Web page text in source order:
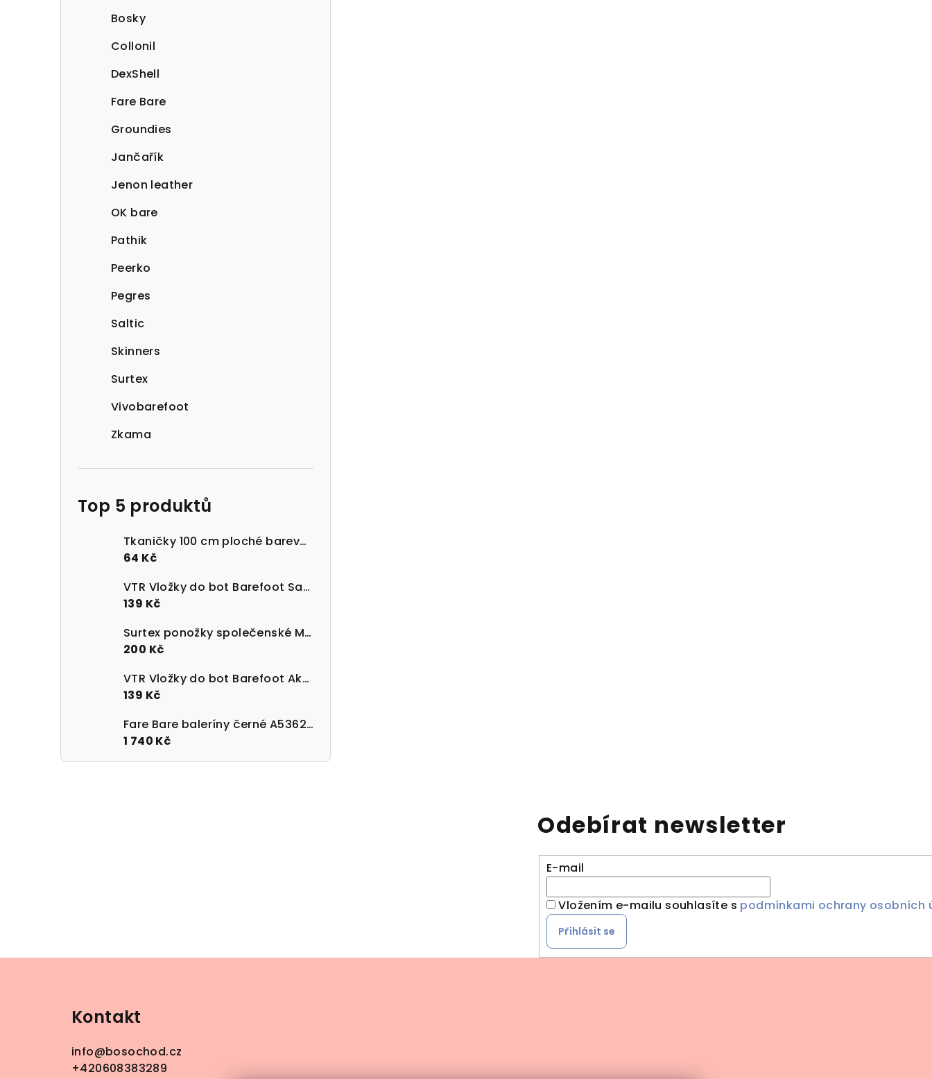
Bosky
Collonil
DexShell
Fare Bare
Groundies
Jančařík
Jenon leather
OK bare
Pathik
Peerko
Pegres
Saltic
Skinners
Surtex
Vivobarefoot
Zkama
Top 5 produktů
Tkaničky 100 cm ploché barevné 100% bavlna
64 Kč
VTR Vložky do bot Barefoot Sanitized s paměťovou pěnou
139 Kč
Surtex ponožky společenské Merino 90 - 95% černé
200 Kč
VTR Vložky do bot Barefoot Aktivní uhlí UNI velikost 36-47
139 Kč
Fare Bare baleríny černé A5362113
1 740 Kč
Odebírat newsletter
E-mail
Vložením e-mailu souhlasíte s podmínkami ochrany osobních
Přihlásit se
Kontakt
info@bosochod.cz
+420608383289